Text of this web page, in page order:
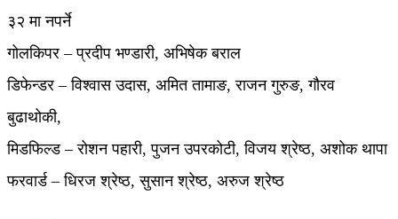
३२ मा नपर्ने
गोलकिपर – प्रदीप भण्डारी, अभिषेक बराल
डिफेन्डर – विश्वास उदास, अमित तामाङ, राजन गुरुङ, गौरव
बुढाथोकी,
मिडफिल्ड – रोशन पहारी, पुजन उपरकोटी, विजय श्रेष्ठ, अशोक थापा
फरवार्ड – धिरज श्रेष्ठ, सुसान श्रेष्ठ, अरुज श्रेष्ठ